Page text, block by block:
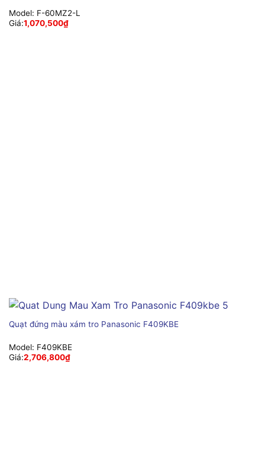
Model: F-60MZ2-L
Giá:1,070,500₫
Quạt đứng màu xám tro Panasonic F409KBE
Model: F409KBE
Giá:2,706,800₫